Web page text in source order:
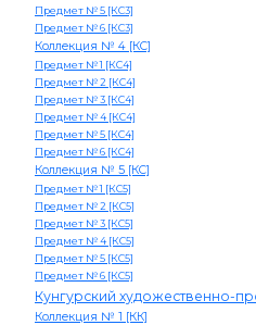
Предмет № 5 [КС3]
Предмет № 6 [КС3]
Коллекция № 4 [КС]
Предмет № 1 [КС4]
Предмет № 2 [КС4]
Предмет № 3 [КС4]
Предмет № 4 [КС4]
Предмет № 5 [КС4]
Предмет № 6 [КС4]
Коллекция № 5 [КС]
Предмет № 1 [КС5]
Предмет № 2 [КС5]
Предмет № 3 [КС5]
Предмет № 4 [КС5]
Предмет № 5 [КС5]
Предмет № 6 [КС5]
Кунгурский художественно-
Коллекция № 1 [КК]